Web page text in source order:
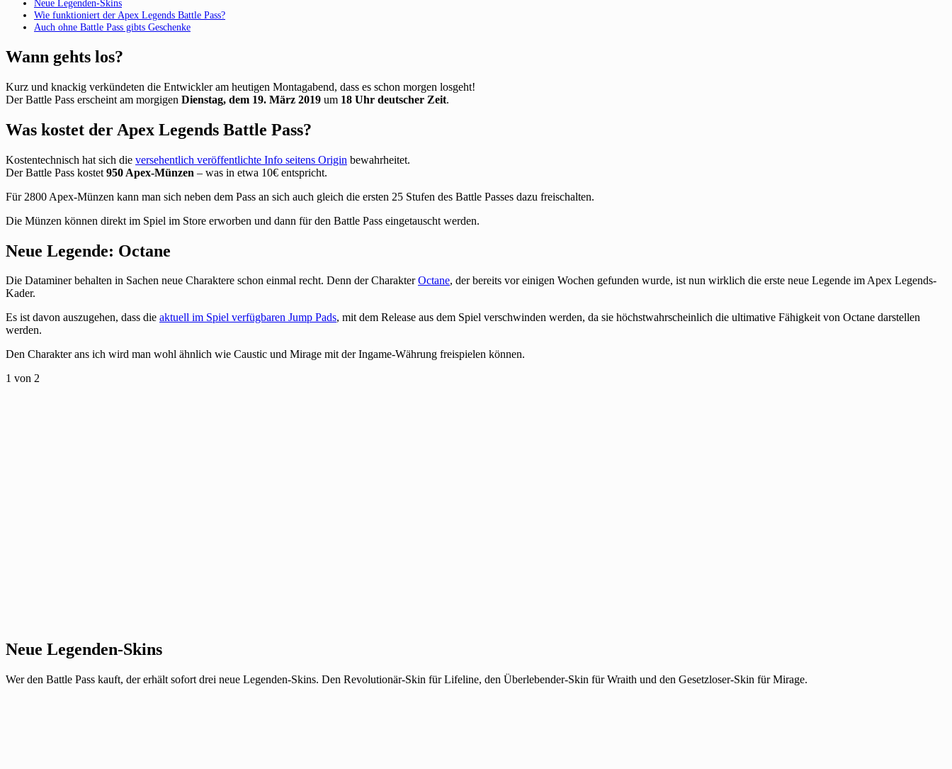
Neue Legenden-Skins
Wie funktioniert der Apex Legends Battle Pass?
Auch ohne Battle Pass gibts Geschenke
Wann gehts los?
Kurz und knackig verkündeten die Entwickler am heutigen Montagabend, dass es schon morgen losgeht!
Der Battle Pass erscheint am morgigen Dienstag, dem 19. März 2019 um 18 Uhr deutscher Zeit.
Was kostet der Apex Legends Battle Pass?
Kostentechnisch hat sich die versehentlich veröffentlichte Info seitens Origin bewahrheitet.
Der Battle Pass kostet 950 Apex-Münzen – was in etwa 10€ entspricht.
Für 2800 Apex-Münzen kann man sich neben dem Pass an sich auch gleich die ersten 25 Stufen des Battle Passes dazu freischalten.
Die Münzen können direkt im Spiel im Store erworben und dann für den Battle Pass eingetauscht werden.
Neue Legende: Octane
Die Dataminer behalten in Sachen neue Charaktere schon einmal recht. Denn der CharakterOctane, der bereits vor einigen Wochen gefunden wurde, ist nun wirklich die erste neue Legende im Apex Legends-
Kader.
Es ist davon auszugehen, dass die aktuell im Spiel verfügbaren Jump Pads, mit dem Release aus dem Spiel verschwinden werden, da sie höchstwahrscheinlich die ultimative Fähigkeit von Octane darstellen
werden.
Den Charakter ans ich wird man wohl ähnlich wie Caustic und Mirage mit der Ingame-Währung freispielen können.
1 von 2
Neue Legenden-Skins
Wer den Battle Pass kauft, der erhält sofort drei neue Legenden-Skins. Den Revolutionär-Skin für Lifeline, den Überlebender-Skin für Wraith und den Gesetzloser-Skin für Mirage.